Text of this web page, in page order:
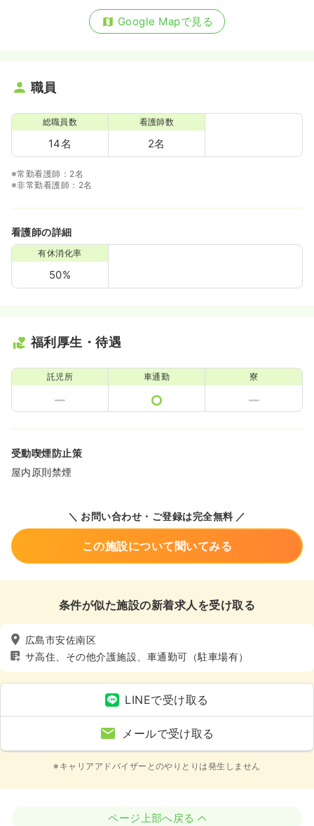
Google Mapで見る
職員
総職員数
14名
看護師数
2名
※常勤看護師：2名
※非常勤看護師：2名
看護師の詳細
有休消化率
50%
福利厚生・待遇
託児所 車通勤 寮
受動喫煙防止策
屋内原則禁煙
＼ お問い合わせ・ご登録は完全無料 ／
この施設について聞いてみる
条件が似た施設の新着求人を受け取る
広島市安佐南区
サ高住、その他介護施設、車通勤可（駐車場有）
LINEで受け取る
メールで受け取る
※キャリアアドバイザーとのやりとりは発生しません
ページ上部へ戻る